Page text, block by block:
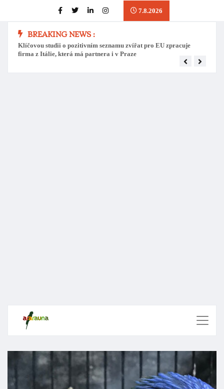
7.8.2026
BREAKING NEWS :
Klíčovou studii o pozitivním seznamu zvířat pro EU zpracuje
firma z Itálie, která má partnera i v Praze